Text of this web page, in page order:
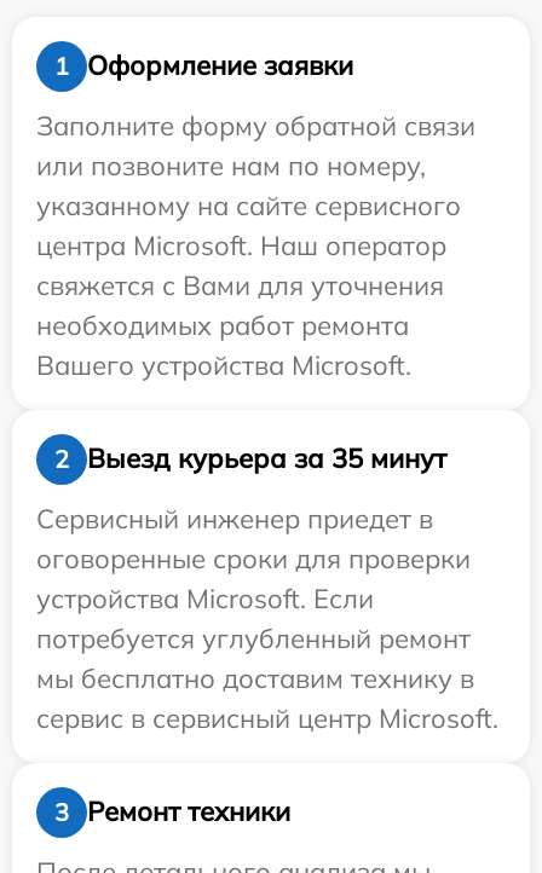
1
Оформление заявки
Заполните форму обратной связи
или позвоните нам по номеру,
указанному на сайте сервисного
центра Microsoft. Наш оператор
свяжется с Вами для уточнения
необходимых работ ремонта
Вашего устройства Microsoft.
2
Выезд курьера за 35 минут
Сервисный инженер приедет в
оговоренные сроки для проверки
устройства Microsoft. Если
потребуется углубленный ремонт
мы бесплатно доставим технику в
сервис в сервисный центр Microsoft.
3
Ремонт техники